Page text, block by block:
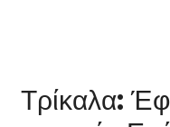
Τρίκαλα: